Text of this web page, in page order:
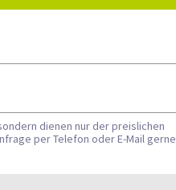
dienen nur der preislichen
per Telefon oder E-Mail gerne